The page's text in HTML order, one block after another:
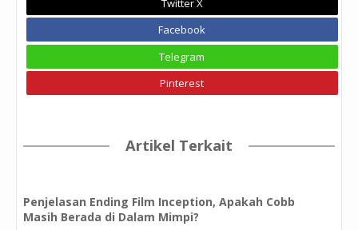
Twitter X
Facebook
Telegram
Pinterest
Artikel Terkait
Penjelasan Ending Film Inception, Apakah Cobb
Masih Berada di Dalam Mimpi?